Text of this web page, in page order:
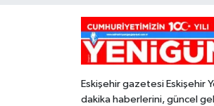
Eskişehir gazetesi Eskişehir
dakika haberlerini, güncel